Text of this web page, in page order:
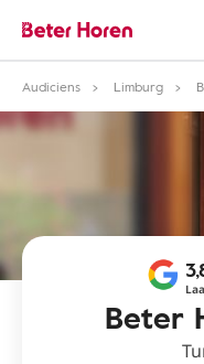
Audiciens
Limburg
Beter